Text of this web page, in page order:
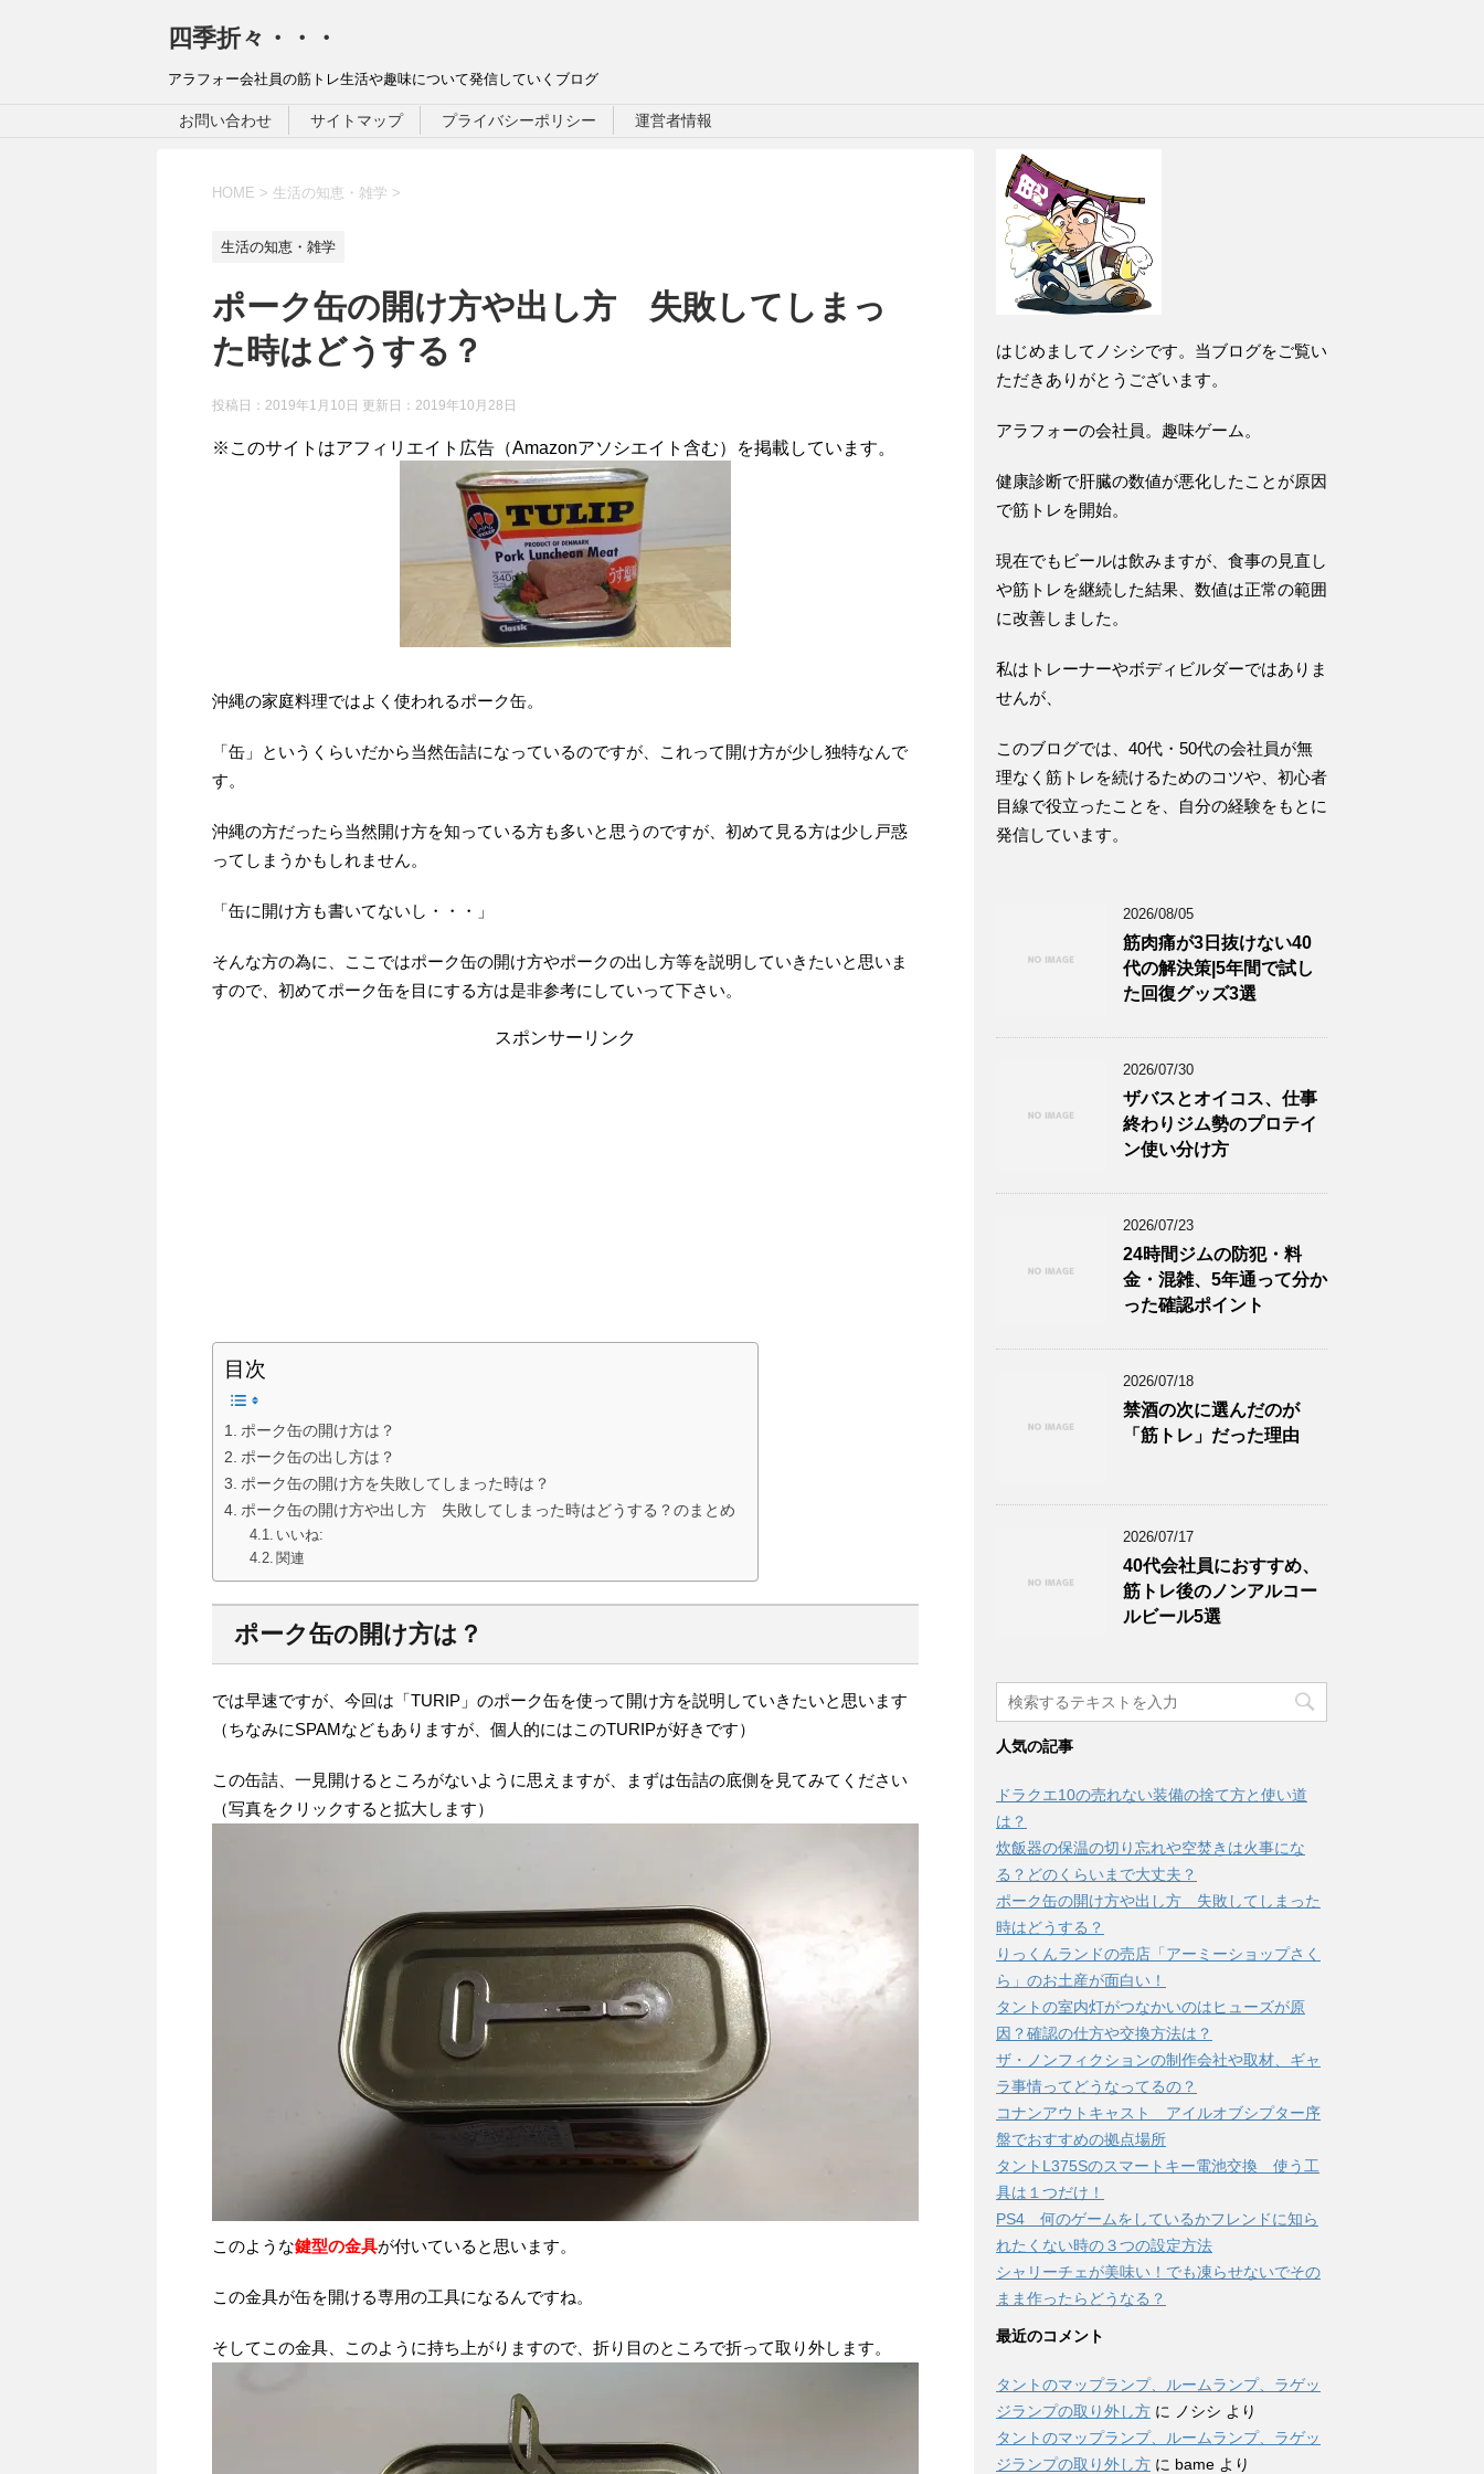
四季折々・・・
アラフォー会社員の筋トレ生活や趣味について発信していくブログ
お問い合わせ サイトマップ プライバシーポリシー 運営者情報
HOME > 生活の知恵・雑学 >
生活の知恵・雑学
ポーク缶の開け方や出し方 失敗してしまっ
た時はどうする？
投稿日：2019年1月10日 更新日： 2019年10月28日
※このサイトはアフィリエイト広告（Amazonアソシエイト含む）を掲載しています。
沖縄の家庭料理ではよく使われるポーク缶。
「缶」というくらいだから当然缶詰になっているのですが、これって開け方が少し独特なんで
す。
沖縄の方だったら当然開け方を知っている方も多いと思うのですが、初めて見る方は少し戸惑
ってしまうかもしれません。
「缶に開け方も書いてないし・・・」
そんな方の為に、ここではポーク缶の開け方やポークの出し方等を説明していきたいと思いま
すので、初めてポーク缶を目にする方は是非参考にしていって下さい。
スポンサーリンク
目次
ポーク缶の開け方は？
ポーク缶の出し方は？
ポーク缶の開け方を失敗してしまった時は？
ポーク缶の開け方や出し方 失敗してしまった時はどうする？のまとめ
いいね:
関連
ポーク缶の開け方は？
では早速ですが、今回は「TURIP」のポーク缶を使って開け方を説明していきたいと思います
（ちなみにSPAMなどもありますが、個人的にはこのTURIPが好きです）
この缶詰、一見開けるところがないように思えますが、まずは缶詰の底側を見てみてください
（写真をクリックすると拡大します）
このような鍵型の金具が付いていると思います。
この金具が缶を開ける専用の工具になるんですね。
そしてこの金具、このように持ち上がりますので、折り目のところで折って取り外します。
はじめましてノシシです。当ブログをご覧い
ただきありがとうございます。
アラフォーの会社員。趣味ゲーム。
健康診断で肝臓の数値が悪化したことが原因
で筋トレを開始。
現在でもビールは飲みますが、食事の見直し
や筋トレを継続した結果、数値は正常の範囲
に改善しました。
私はトレーナーやボディビルダーではありま
せんが、
このブログでは、40代・50代の会社員が無
理なく筋トレを続けるためのコツや、初心者
目線で役立ったことを、自分の経験をもとに
発信しています。
2026/08/05
筋肉痛が3日抜けない40
代の解決策|5年間で試し
た回復グッズ3選
2026/07/30
ザバスとオイコス、仕事
終わりジム勢のプロテイ
ン使い分け方
2026/07/23
24時間ジムの防犯・料
金・混雑、5年通って分か
った確認ポイント
2026/07/18
禁酒の次に選んだのが
「筋トレ」だった理由
2026/07/17
40代会社員におすすめ、
筋トレ後のノンアルコー
ルビール5選
人気の記事
ドラクエ10の売れない装備の捨て方と使い道
は？
炊飯器の保温の切り忘れや空焚きは火事にな
る？どのくらいまで大丈夫？
ポーク缶の開け方や出し方 失敗してしまった
時はどうする？
りっくんランドの売店「アーミーショップさく
ら」のお土産が面白い！
タントの室内灯がつなかいのはヒューズが原
因？確認の仕方や交換方法は？
ザ・ノンフィクションの制作会社や取材、ギャ
ラ事情ってどうなってるの？
コナンアウトキャスト アイルオブシプター序
盤でおすすめの拠点場所
タントL375Sのスマートキー電池交換 使う工
具は１つだけ！
PS4 何のゲームをしているかフレンドに知ら
れたくない時の３つの設定方法
シャリーチェが美味い！でも凍らせないでその
まま作ったらどうなる？
最近のコメント
タントのマップランプ、ルームランプ、ラゲッ
ジランプの取り外し方 に ノシシ より
タントのマップランプ、ルームランプ、ラゲッ
ジランプの取り外し方 に bame より